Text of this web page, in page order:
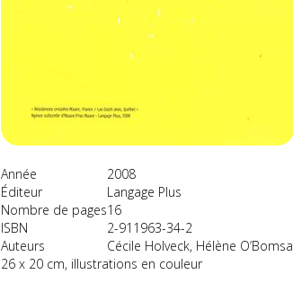
Année
2008
Éditeur
Langage Plus
Nombre de pages16
ISBN
2-911963-34-2
Auteurs
Cécile Holveck, Hélène
26 x 20 cm, illustrations en couleur